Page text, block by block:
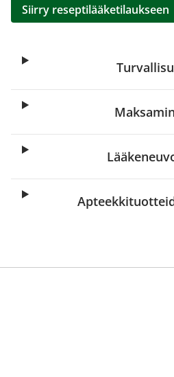
Siirry reseptilääketilaukseen